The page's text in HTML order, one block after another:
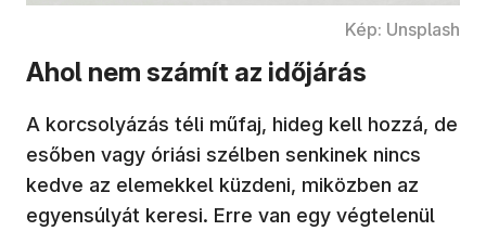
Kép: Unsplash
Ahol nem számít az időjárás
A korcsolyázás téli műfaj, hideg kell hozzá, de
esőben vagy óriási szélben senkinek nincs
kedve az elemekkel küzdeni, miközben az
egyensúlyát keresi. Erre van egy végtelenül